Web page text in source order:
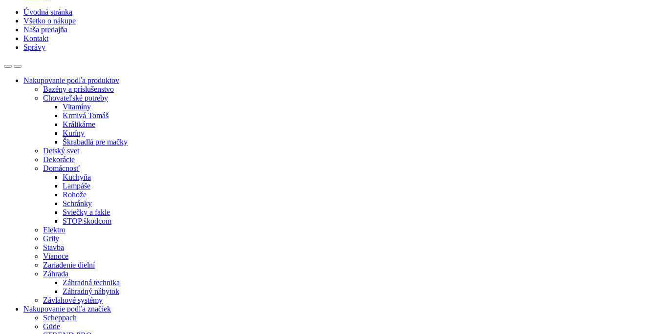
Úvodná stránka
Všetko o nákupe
Naša predajňa
Kontakt
Správy
Nakupovanie podľa produktov
Bazény a príslušenstvo
Chovateľské potreby
Vitamíny
Krmivá Tomáš
Králikárne
Kuríny
Škrabadlá pre mačky
Detský svet
Dekorácie
Domácnosť
Kuchyňa
Lampáše
Rohože
Schránky
Sviečky a fakle
STOP škodcom
Elektro
Grily
Stavba
Vianoce
Zariadenie dielní
Záhrada
Záhradná technika
Záhradný nábytok
Závlahové systémy
Nakupovanie podľa značiek
Scheppach
Güde